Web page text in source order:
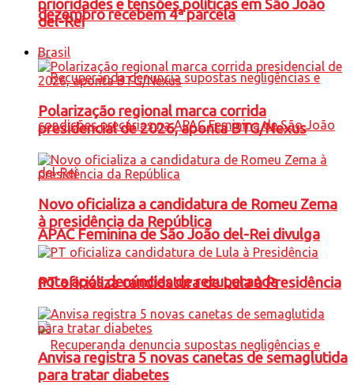
dezembro recebem 4ª parcela
APAC Feminina de São João del-Rei divulga
nota após denúncias de recuperanda
prioridades e tensões políticas em São João
del-Rei
Brasil
Polarização regional marca corrida
presidencial de 2026, aponta BTG/Nexus
Novo oficializa a candidatura de Romeu Zema
à presidência da República
PT oficializa candidatura de Lula à Presidência
Anvisa registra 5 novas canetas de semaglutida
para tratar diabetes